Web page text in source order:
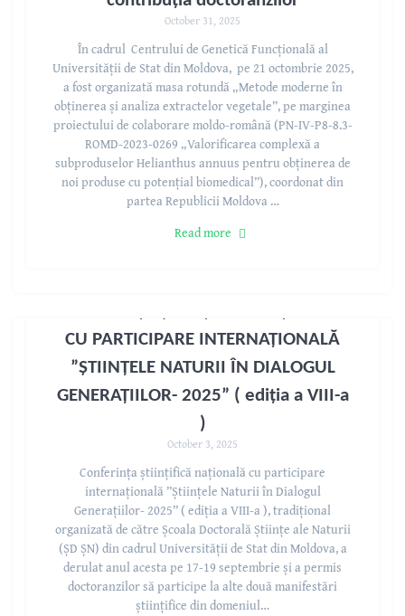
October 31, 2025
În cadrul Centrului de Genetică Funcțională al
Universității de Stat din Moldova, pe 21 octombrie 2025,
a fost organizată masa rotundă „Metode moderne în
obținerea și analiza extractelor vegetale”, pe marginea
proiectului de colaborare moldo-română (PN-IV-P8-8.3-
ROMD-2023-0269 „Valorificarea complexă a
subproduselor Helianthus annuus pentru obținerea de
noi produse cu potențial biomedical”), coordonat din
partea Republicii Moldova …
Read more
CU PARTICIPARE INTERNAȚIONALĂ
”ȘTIINȚELE NATURII ÎN DIALOGUL
GENERAȚIILOR- 2025” ( ediția a VIII-a
)
October 3, 2025
Conferința științifică națională cu participare
internațională ”Științele Naturii în Dialogul
Generațiilor- 2025” ( ediția a VIII-a ), tradițional
organizată de către Școala Doctorală Științe ale Naturii
(ȘD ȘN) din cadrul Universității de Stat din Moldova, a
derulat anul acesta pe 17-19 septembrie și a permis
doctoranzilor să participe la alte două manifestări
științifice din domeniul…